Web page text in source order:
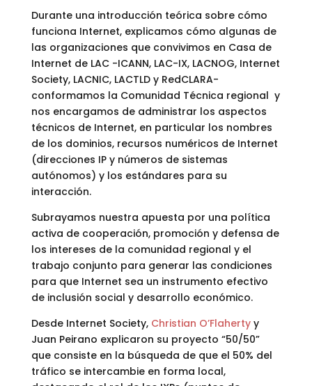
Durante una introducción teórica sobre cómo
funciona Internet, explicamos cómo algunas de
las organizaciones que convivimos en Casa de
Internet de LAC -ICANN, LAC-IX, LACNOG, Internet
Society, LACNIC, LACTLD y RedCLARA-
conformamos la Comunidad Técnica regional y
nos encargamos de administrar los aspectos
técnicos de Internet, en particular los nombres
de los dominios, recursos numéricos de Internet
(direcciones IP y números de sistemas
autónomos) y los estándares para su
interacción.
Subrayamos nuestra apuesta por una política
activa de cooperación, promoción y defensa de
los intereses de la comunidad regional y el
trabajo conjunto para generar las condiciones
para que Internet sea un instrumento efectivo
de inclusión social y desarrollo económico.
Desde Internet Society, Christian O’Flahertyy
Juan Peirano explicaron su proyecto “50/50”
que consiste en la búsqueda de que el 50% del
tráfico se intercambie en forma local,